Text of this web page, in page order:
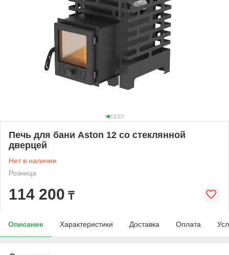
Печь для бани Aston 12 со стеклянной
дверцей
Нет в наличии
Розница
114 200 ₸
Описание Характеристики Доставка Оплата